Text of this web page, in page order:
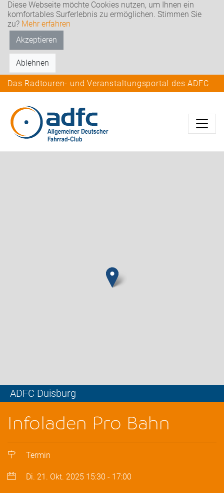
Diese Webseite möchte Cookies nutzen, um Ihnen ein
komfortables Surferlebnis zu ermöglichen. Stimmen Sie
zu? Mehr erfahren
Akzeptieren
Ablehnen
Das Radtouren- und Veranstaltungsportal des ADFC
ADFC Duisburg
Infoladen Pro Bahn
Termin
Di. 21. Okt. 2025 15:30 - 17:00